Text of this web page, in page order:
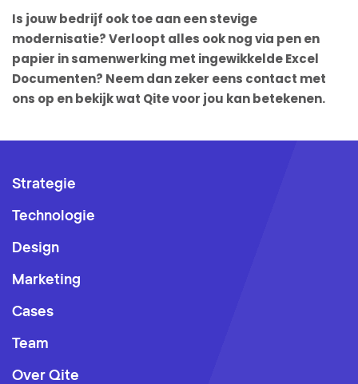
Is jouw bedrijf ook toe aan een stevige
modernisatie? Verloopt alles ook nog via pen en
papier in samenwerking met ingewikkelde Excel
Documenten? Neem dan zeker eens contact met
ons op en bekijk wat Qite voor jou kan betekenen.
Strategie
Technologie
Design
Marketing
Cases
Team
Over Qite